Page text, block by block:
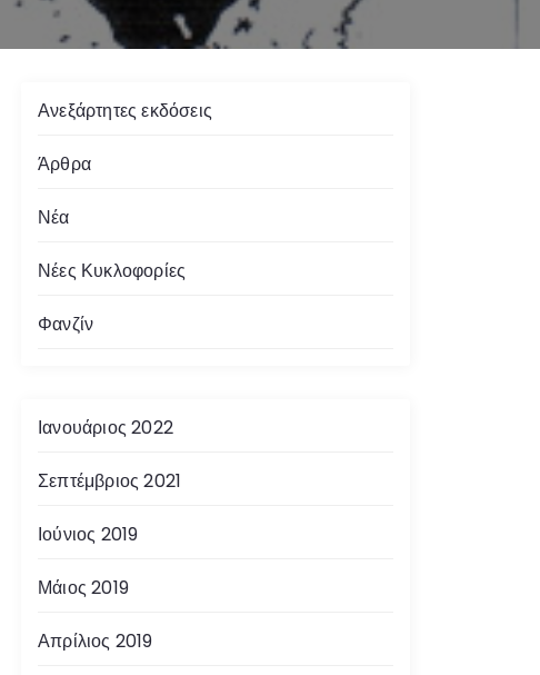
Ανεξάρτητες εκδόσεις
Άρθρα
Νέα
Νέες Κυκλοφορίες
Φανζίν
Ιανουάριος 2022
Σεπτέμβριος 2021
Ιούνιος 2019
Μάιος 2019
Απρίλιος 2019